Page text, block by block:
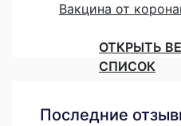
Вакцина от
ОТКРЫТЬ
СПИСОК
Последние